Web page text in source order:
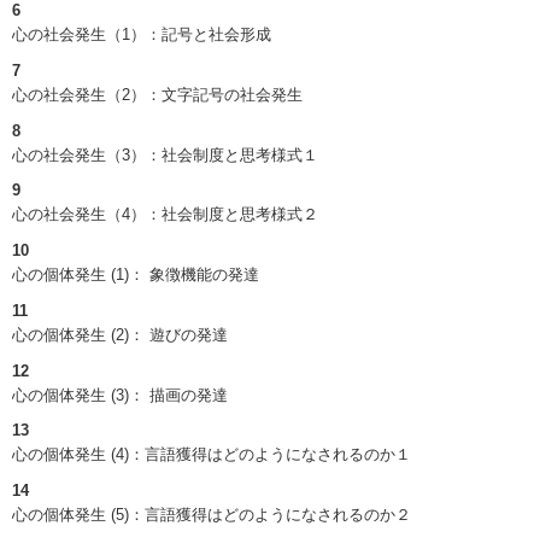
6
心の社会発生（1）：記号と社会形成
7
心の社会発生（2）：文字記号の社会発生
8
心の社会発生（3）：社会制度と思考様式１
9
心の社会発生（4）：社会制度と思考様式２
10
心の個体発生 (1)： 象徴機能の発達
11
心の個体発生 (2)： 遊びの発達
12
心の個体発生 (3)： 描画の発達
13
心の個体発生 (4)：言語獲得はどのようになされるのか１
14
心の個体発生 (5)：言語獲得はどのようになされるのか２